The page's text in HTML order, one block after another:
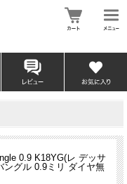
0.9 K18YG(レ デッサ
ングル 0.9ミリ ダイヤ無